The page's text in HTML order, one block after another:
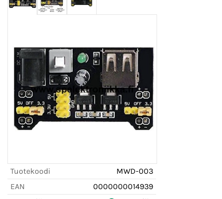
Tuotekoodi
MWD-003
EAN
0000000014939